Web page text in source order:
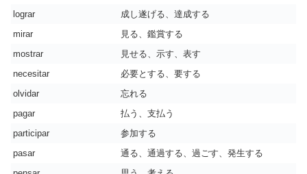
lograr
成し遂げる、達成する
mirar
見る、鑑賞する
mostrar
見せる、示す、表す
necesitar
必要とする、要する
olvidar
忘れる
pagar
払う、支払う
participar
参加する
pasar
通る、通過する、過ごす、発生する